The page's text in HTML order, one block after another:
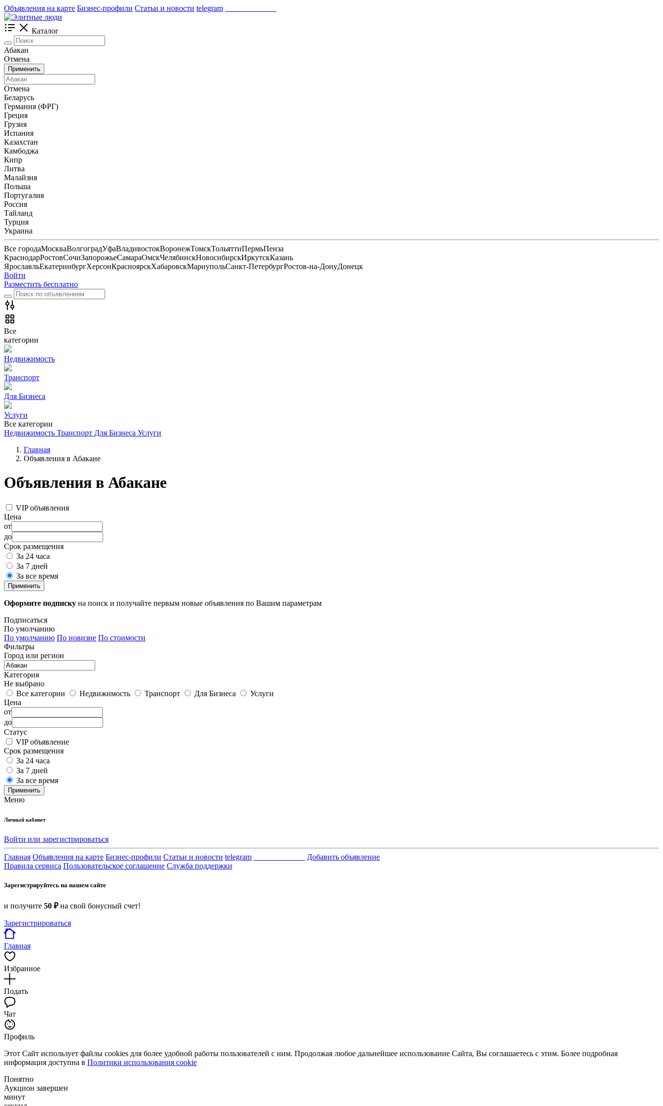
Объявления на карте Бизнес-профили Статьи и новости telegram
Каталог
Абакан
Отмена
Применить
Отмена
Беларусь
Германия (ФРГ)
Греция
Грузия
Испания
Казахстан
Камбоджа
Кипр
Литва
Малайзия
Польша
Португалия
Россия
Тайланд
Турция
Украина
Все городаМоскваВолгоградУфаВладивостокВоронежТомскТольяттиПермьПенза
КраснодарРостовСочиЗапорожьеСамараОмскЧелябинскНовосибирскИркутскКазань
ЯрославльЕкатеринбургХерсонКрасноярскХабаровскМариупольСанкт-ПетербургРостов-на-ДонуДонецк
Войти
Разместить бесплатно
Все
категории
Недвижимость
Транспорт
Для Бизнеса
Услуги
Все категории
Недвижимость Транспорт Для Бизнеса Услуги
Главная
Объявления в Абакане
Объявления в Абакане
VIP объявления
Цена
от
до
Срок размещения
За 24 часа
За 7 дней
За все время
Применить
Оформите подписку на поиск и получайте первым новые объявления по Вашим параметрам
Подписаться
По умолчанию
По умолчанию По новизне По стоимости
Фильтры
Город или регион
Категория
Не выбрано
Все категории
Недвижимость Транспорт Для Бизнеса
Услуги
Цена
от
до
Статус
VIP объявление
Срок размещения
За 24 часа
За 7 дней
За все время
Применить
Меню
Личный кабинет
Войти или зарегистрироваться
Главная Объявления на карте Бизнес-профили Статьи и новости telegram
Добавить объявление
Правила сервиса Пользовательское соглашение Служба поддержки
Зарегистрируйтесь на нашем сайте
и получите 50 ₽на свой бонусный счет!
Зарегистрироваться
Главная
Избранное
Подать
Чат
Профиль
Этот Сайт использует файлы cookies для более удобной работы пользователей с ним. Продолжая любое дальнейшее использование Сайта, Вы соглашаетесь с этим. Более подробная
информация доступна в Политики использования cookie
Понятно
Аукцион завершен
минут